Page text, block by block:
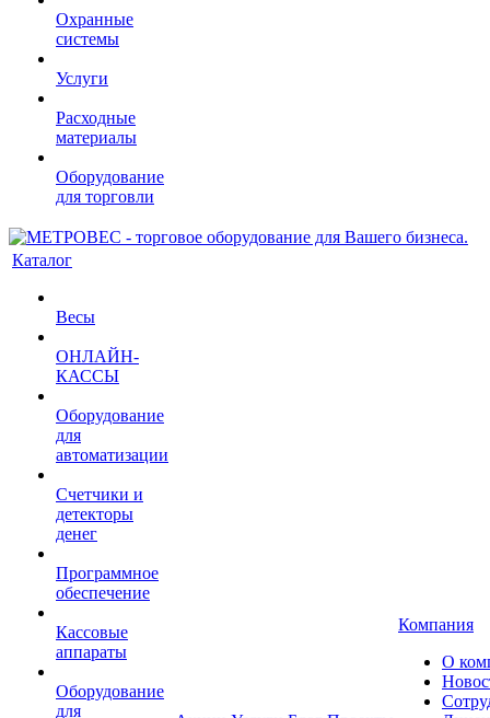
Охранные
системы
Услуги
Расходные
материалы
Оборудование
для торговли
Каталог
Весы
ОНЛАЙН-
КАССЫ
Оборудование
для
автоматизации
Счетчики и
детекторы
денег
Программное
обеспечение
Кассовые
аппараты
Оборудование
для
Компания
О